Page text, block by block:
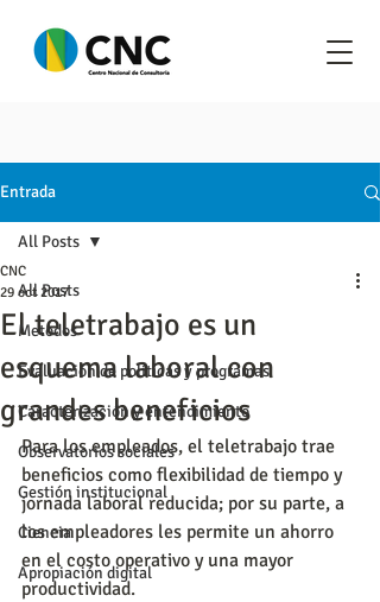
Entrada
All Posts
Metodos
Evaluación de políticas y programas
Caracterización y entendimiento
Observatorios sociales
Gestión institucional
Ciencia
Apropiación digital
All Posts
El teletrabajo es un
esquema laboral con
grandes beneficios
CNC
29 oct 2017
Para los empleados, el teletrabajo trae
beneficios como flexibilidad de tiempo y
jornada laboral reducida; por su parte, a
los empleadores les permite un ahorro
en el costo operativo y una mayor
productividad.